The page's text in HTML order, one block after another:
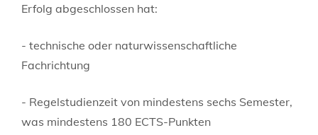
Erfolg abgeschlossen hat:
- technische oder naturwissenschaftliche
Fachrichtung
- Regelstudienzeit von mindestens sechs Semester,
was mindestens 180 ECTS-Punkten